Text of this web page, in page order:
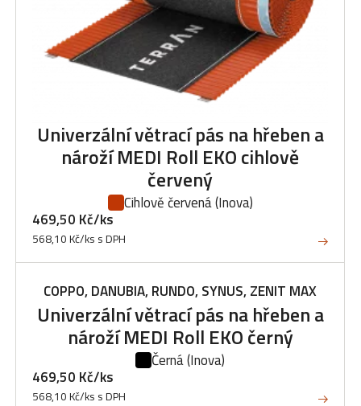
Univerzální větrací pás na hřeben a
nároží MEDI Roll EKO cihlově
červený
Cihlově červená(Inova)
469,50 Kč/ks
568,10 Kč/ks s DPH
COPPO, DANUBIA, RUNDO, SYNUS, ZENIT MAX
Univerzální větrací pás na hřeben a
nároží MEDI Roll EKO černý
Černá(Inova)
469,50 Kč/ks
568,10 Kč/ks s DPH